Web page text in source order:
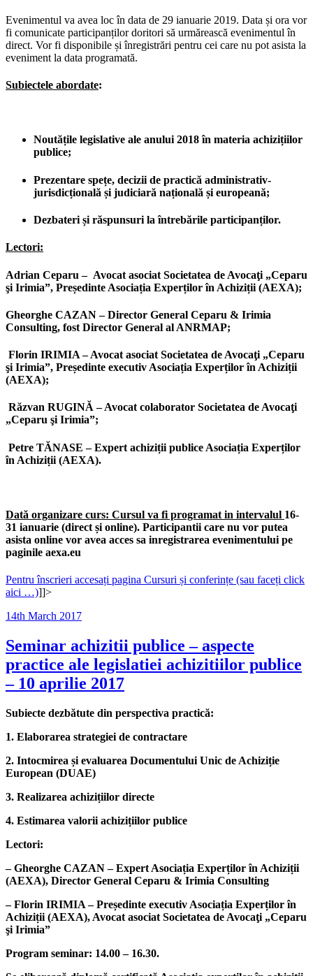
Evenimentul va avea loc în data de 29 ianuarie 2019. Data și ora vor
fi comunicate participanților doritori să urmărească evenimentul în
direct. Vor fi disponibile și înregistrări pentru cei care nu pot asista la
eveniment la data programată.
Subiectele abordate:
Noutățile legislative ale anului 2018 în materia achizițiilor
publice;
Prezentare spețe, decizii de practică administrativ-
jurisdicțională și judiciară națională și europeană;
Dezbateri și răspunsuri la întrebările participanților.
Lectori:
Adrian Ceparu – Avocat asociat Societatea de Avocaţi „Ceparu
şi Irimia”, Președinte Asociația Experților în Achiziții (AEXA);
Gheorghe CAZAN – Director General Ceparu & Irimia
Consulting, fost Director General al ANRMAP;
Florin IRIMIA – Avocat asociat Societatea de Avocaţi „Ceparu
şi Irimia”, Președinte executiv Asociația Experților în Achiziții
(AEXA);
Răzvan RUGINĂ – Avocat colaborator Societatea de Avocaţi
„Ceparu şi Irimia”;
Petre TĂNASE – Expert achiziții publice Asociația Experților
în Achiziții (AEXA).
Dată organizare curs: Cursul va fi programat in intervalul 16-
31 ianuarie (direct și online). Participantii care nu vor putea
asista online vor avea acces sa inregistrarea evenimentului pe
paginile aexa.eu
Pentru înscrieri accesați pagina Cursuri și conferințe (sau faceți click
aici …)]]>
Posted
14th March 2017
Seminar achizitii publice – aspecte
practice ale legislatiei achizitiilor publice
– 10 aprilie 2017
Subiecte dezbătute din perspectiva practică:
1. Elaborarea strategiei de contractare
2. Intocmirea și evaluarea Documentului Unic de Achiziție
European (DUAE)
3. Realizarea achizițiilor directe
4. Estimarea valorii achizițiilor publice
Lectori:
– Gheorghe CAZAN – Expert Asociația Experților în Achiziții
(AEXA), Director General Ceparu & Irimia Consulting
– Florin IRIMIA – Președinte executiv Asociația Experților în
Achiziții (AEXA), Avocat asociat Societatea de Avocaţi „Ceparu
şi Irimia”
Program seminar: 14.00 – 16.30.